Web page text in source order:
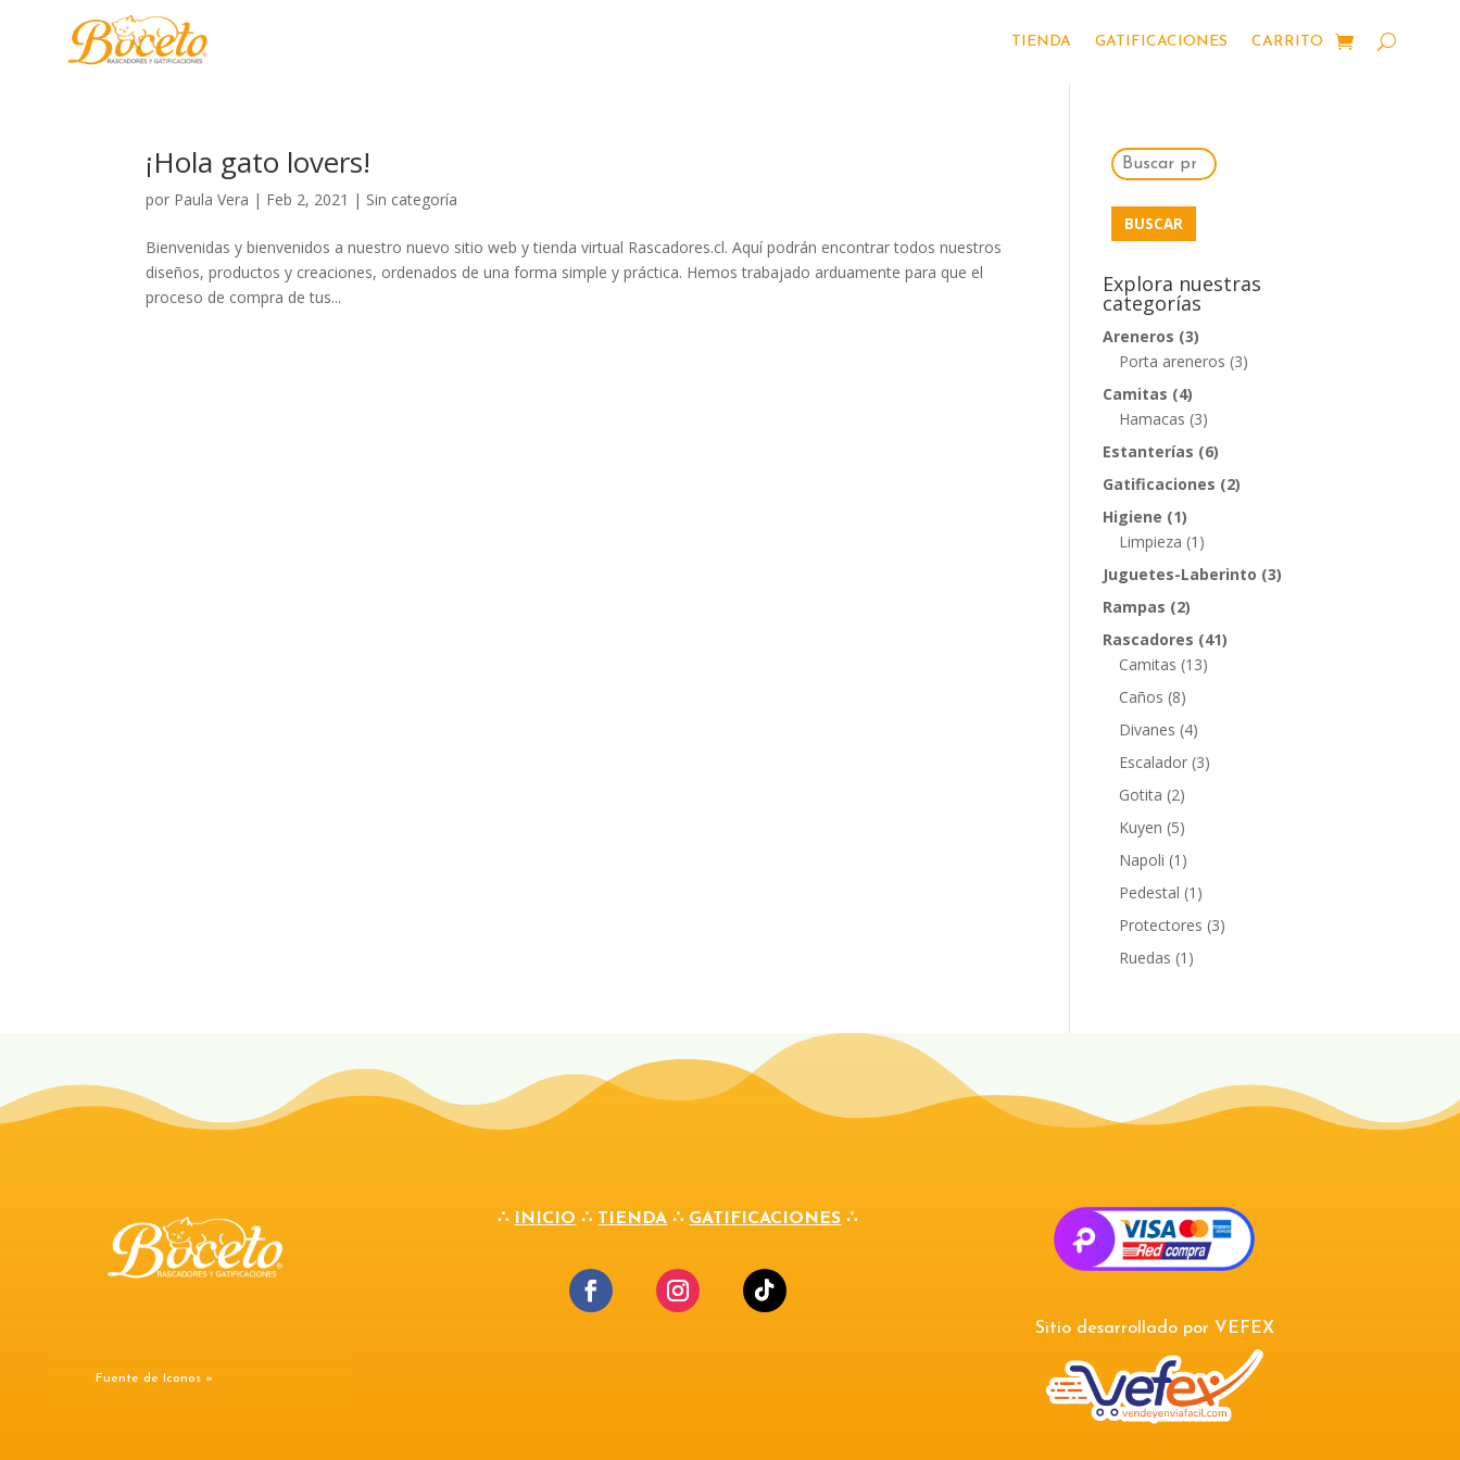
TIENDA GATIFICACIONES CARRITO
¡Hola gato lovers!
por Paula Vera | Feb 2, 2021 | Sin categoría
Bienvenidas y bienvenidos a nuestro nuevo sitio web y tienda virtual Rascadores.cl. Aquí podrán encontrar todos nuestros
diseños, productos y creaciones, ordenados de una forma simple y práctica. Hemos trabajado arduamente para que el
proceso de compra de tus...
Buscar
por:
BUSCAR
Explora nuestras
categorías
Areneros (3)
Porta areneros (3)
Camitas (4)
Hamacas (3)
Estanterías (6)
Gatificaciones (2)
Higiene (1)
Limpieza (1)
Juguetes-Laberinto (3)
Rampas (2)
Rascadores (41)
Camitas (13)
Caños (8)
Divanes (4)
Escalador (3)
Gotita (2)
Kuyen (5)
Napoli (1)
Pedestal (1)
Protectores (3)
Ruedas (1)
Fuente de Iconos »
∴ INICIO ∴ TIENDA ∴ GATIFICACIONES ∴
Sitio desarrollado por VEFEX